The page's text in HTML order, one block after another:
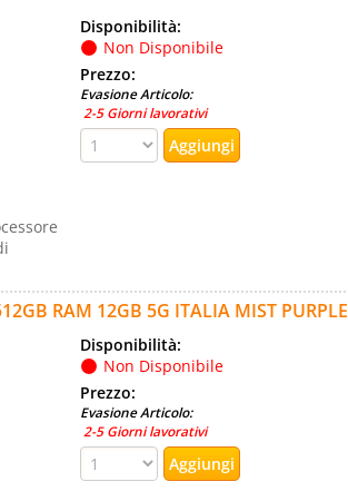
Disponibilità:
Non Disponibile
Prezzo:
Evasione Articolo:
2-5 Giorni lavorativi
RAM 12GB 5G ITALIA MIST PURPLE
Disponibilità:
Non Disponibile
Prezzo:
Evasione Articolo:
2-5 Giorni lavorativi